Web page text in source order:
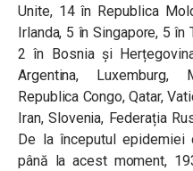
Unite, 14 în Republica
Irlanda, 5 în Singapore, 5 în
2 în Bosnia și
Argentina, Luxemburg,
Republica Congo, Qatar,
Iran, Slovenia, Federația
De la începutul epidemiei
până la acest moment,